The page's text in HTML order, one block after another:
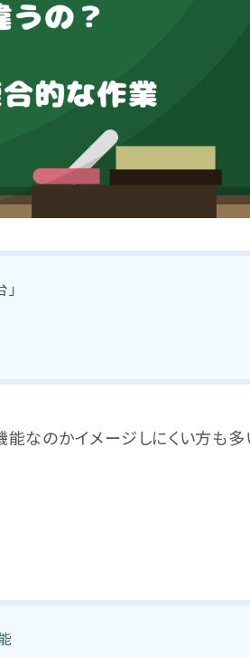
なのかイメージしにくい方も多